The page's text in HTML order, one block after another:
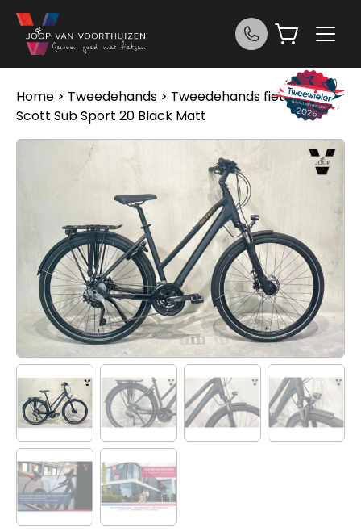
Ga naar de inhoud
Home > Tweedehands > Tweedehands fietsen>
Scott Sub Sport 20 Black Matt